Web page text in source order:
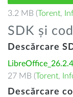
3.2 MB (Torent,
SDK și
Descărcare
27 MB (Torent,
Descărcare